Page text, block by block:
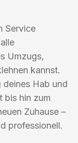
Service
Umzugs,
kannst.
Hab und
bis hin zum
Zuhause –
professionell.